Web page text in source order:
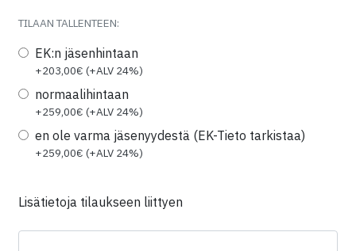
TILAAN TALLENTEEN:
EK:n jäsenhintaan
+203,00€ (+ALV 24%)
normaalihintaan
+259,00€ (+ALV 24%)
en ole varma jäsenyydestä (EK-Tieto tarkistaa)
+259,00€ (+ALV 24%)
Lisätietoja tilaukseen liittyen